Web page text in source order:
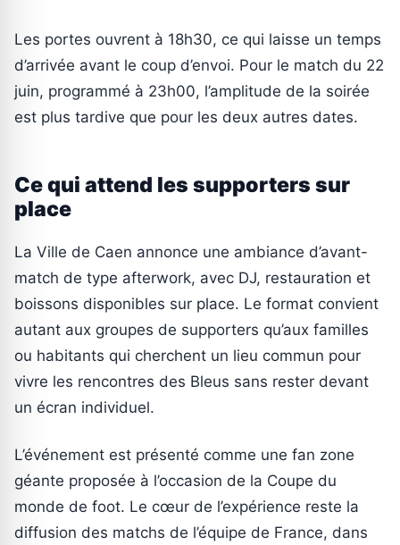
Les portes ouvrent à 18h30, ce qui laisse un temps
d’arrivée avant le coup d’envoi. Pour le match du 22
juin, programmé à 23h00, l’amplitude de la soirée
est plus tardive que pour les deux autres dates.
Ce qui attend les supporters sur
place
La Ville de Caen annonce une ambiance d’avant-
match de type afterwork, avec DJ, restauration et
boissons disponibles sur place. Le format convient
autant aux groupes de supporters qu’aux familles
ou habitants qui cherchent un lieu commun pour
vivre les rencontres des Bleus sans rester devant
un écran individuel.
L’événement est présenté comme une fan zone
géante proposée à l’occasion de la Coupe du
monde de foot. Le cœur de l’expérience reste la
diffusion des matchs de l’équipe de France, dans